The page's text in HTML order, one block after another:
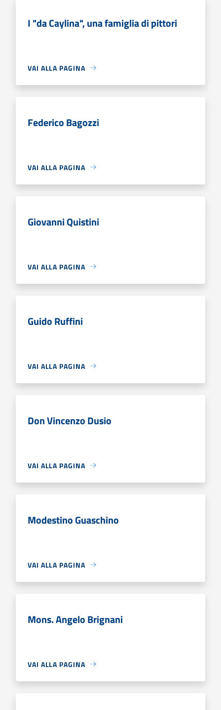
I "da Caylina", una famiglia di pittori
VAI ALLA PAGINA
Federico Bagozzi
VAI ALLA PAGINA
Giovanni Quistini
VAI ALLA PAGINA
Guido Ruffini
VAI ALLA PAGINA
Don Vincenzo Dusio
VAI ALLA PAGINA
Modestino Guaschino
VAI ALLA PAGINA
Mons. Angelo Brignani
VAI ALLA PAGINA